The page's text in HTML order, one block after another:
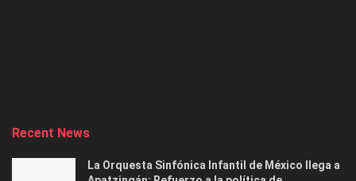
Recent News
La Orquesta Sinfónica Infantil de México llega a